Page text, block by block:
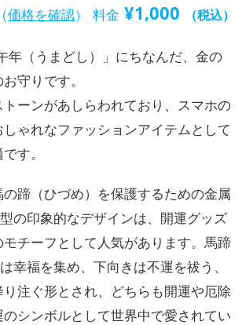
（価格を確認） 料金 ¥1,000 （税込）
年（うまどし）」にちなんだ、金の
守りです。
ーンがあしらわれており、スマホの
ゃれなファッションアイテムとして
す。
の蹄（ひづめ）を保護するための金属
の印象的なデザインは、開運グッズ
チーフとして人気があります。馬蹄
幸福を集め、下向きは不運を祓う、
注ぐ形とされ、どちらも開運や厄除
シンボルとして世界中で愛されてい